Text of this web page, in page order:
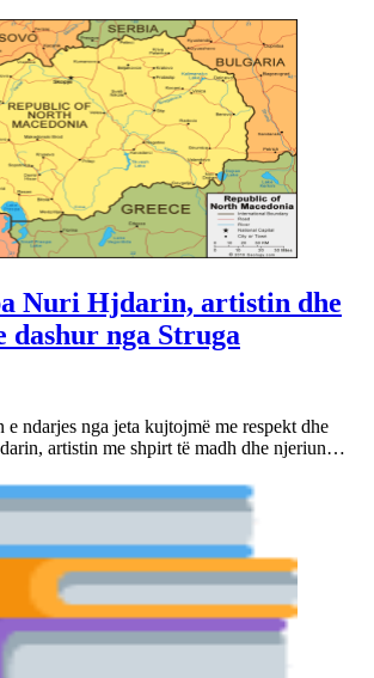
Nuri Hjdarin, artistin dhe
dashur nga Struga
e ndarjes nga jeta kujtojmë me respekt dhe
artistin me shpirt të madh dhe njeriun…